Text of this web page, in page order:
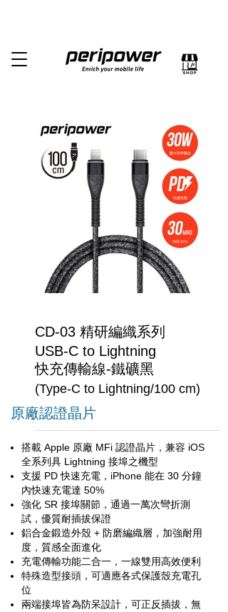
CD-03 精研編織系列
USB-C to Lightning
快充傳輸線-鐵礦黑
(Type-C to Lightning/100 cm)
原廠認證晶片
搭載 Apple 原廠 MFi 認證晶片，兼容 iOS
全系列具 Lightning 接埠之機型
支援 PD 快速充電，iPhone 能在 30 分鐘
內快速充電達 50%
強化 SR 接埠關節，通過一萬次彎折測
試，優質耐插拔保證
鋁合金鍛造外殼 + 防磨編織層，加強耐用
度，質感全面進化
充電傳輸功能二合一，一線雙用高效便利
特殊造型接頭，可適應各式保護殼充電孔
位
兩端接埠皆為防呆設計，可正反插拔，無